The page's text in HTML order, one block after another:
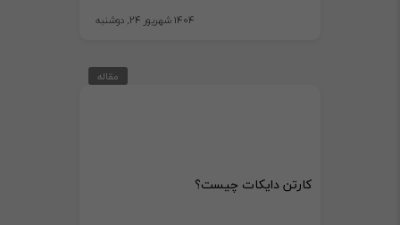
1404 شهریور 24, دوشنبه
مقاله
کارتن دایکات چیست؟